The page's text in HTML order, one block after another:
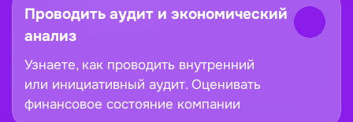
Проводить аудит и экономический
анализ
Узнаете, как проводить внутренний
или инициативный аудит. Оценивать
финансовое состояние компании